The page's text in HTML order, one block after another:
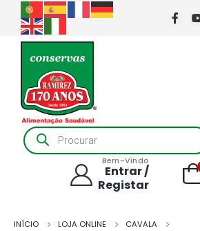
Products
search
Bem-Vindo
Entrar /
Registar
INÍCIO LOJA ONLINE
CAVALA